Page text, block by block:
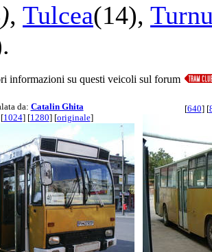
, Tulcea(14),
informazioni su questi veicoli sul forum
da: Catalin Ghita
1024] [1280] [originale]
[640] [